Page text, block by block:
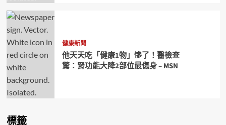
健康新聞
他天天吃「健康1物」慘了！醫檢查
驚：腎功能大降2部位最傷身 – MSN
標籤